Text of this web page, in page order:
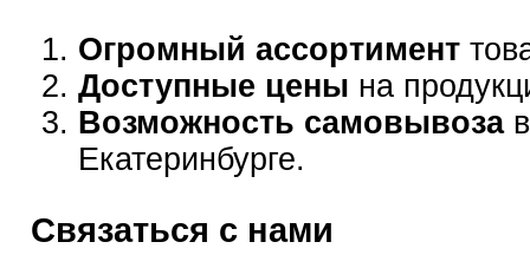
Огромный ассортимент
Доступные цены на
Возможность самовывозав
Екатеринбурге.
Связаться с нами